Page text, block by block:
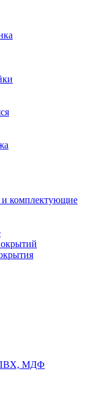
комплектующие
ПВХ, МДФ